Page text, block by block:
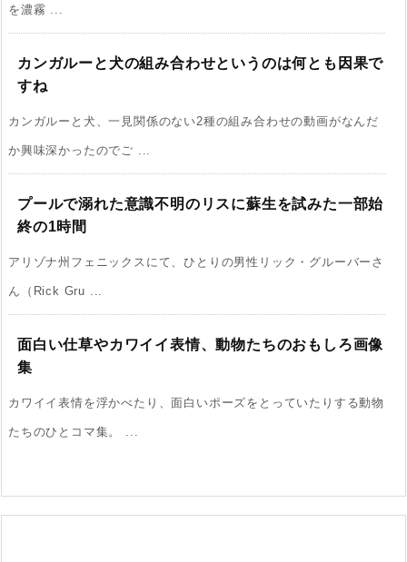
を濃霧 ...
カンガルーと犬の組み合わせというのは何とも因果で
すね
カンガルーと犬、一見関係のない2種の組み合わせの動画がなんだ
か興味深かったのでご ...
プールで溺れた意識不明のリスに蘇生を試みた一部始
終の1時間
アリゾナ州フェニックスにて、ひとりの男性リック・グルーバーさ
ん（Rick Gru ...
面白い仕草やカワイイ表情、動物たちのおもしろ画像
集
カワイイ表情を浮かべたり、面白いポーズをとっていたりする動物
たちのひとコマ集。 ...